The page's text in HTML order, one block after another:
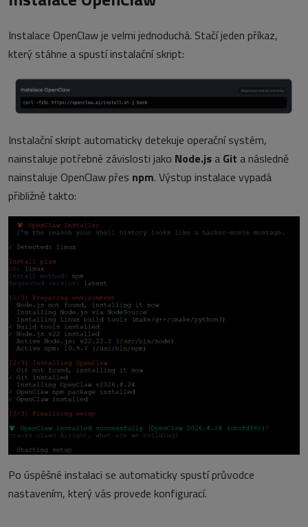
Instalace OpenClaw je velmi jednoduchá. Stačí jeden příkaz,
který stáhne a spustí instalační skript:
Instalační skript automaticky detekuje operační systém,
nainstaluje potřebné závislosti jako Node.js a Git a následně
nainstaluje OpenClaw přes npm. Výstup instalace vypadá
přibližně takto:
Po úspěšné instalaci se automaticky spustí průvodce
nastavením, který vás provede konfigurací.